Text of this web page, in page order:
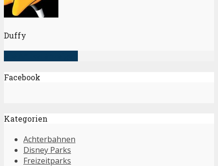
Duffy
Facebook
Kategorien
Achterbahnen
Disney Parks
Freizeitparks